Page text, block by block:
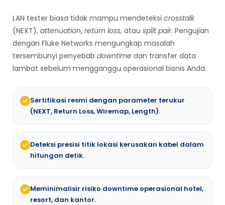
LAN tester biasa tidak mampu mendeteksi crosstalk
(NEXT), attenuation, return loss, atau split pair. Pengujian
dengan Fluke Networks mengungkap masalah
tersembunyi penyebab downtime dan transfer data
lambat sebelum mengganggu operasional bisnis Anda.
Sertifikasi resmi dengan parameter terukur
(NEXT, Return Loss, Wiremap, Length).
Deteksi presisi titik lokasi kerusakan kabel dalam
hitungan detik.
Meminimalisir risiko downtime operasional hotel,
resort, dan kantor.